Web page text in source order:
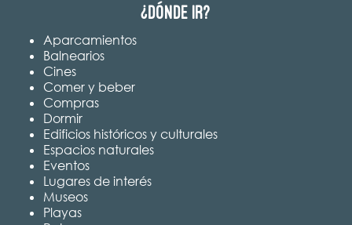
¿Dónde ir?
Aparcamientos
Balnearios
Cines
Comer y beber
Compras
Dormir
Edificios históricos y culturales
Espacios naturales
Eventos
Lugares de interés
Museos
Playas